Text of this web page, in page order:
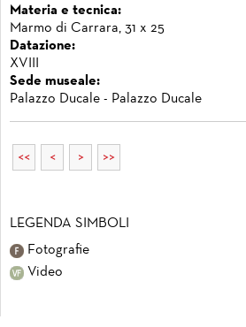
Materia e tecnica:
Marmo di Carrara, 31 x 25
Datazione:
XVIII
Sede museale:
Palazzo Ducale - Palazzo Ducale
<< < > >>
LEGENDA SIMBOLI
Fotografie
Video